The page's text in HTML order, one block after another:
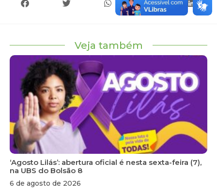
Veja também
‘Agosto Lilás’: abertura oficial é nesta sexta-feira (7),
na UBS do Bolsão 8
6 de agosto de 2026